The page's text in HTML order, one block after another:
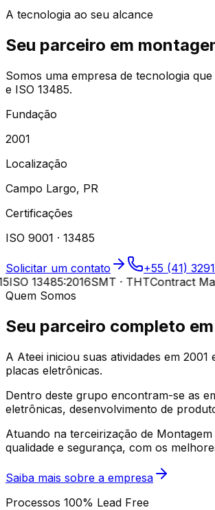
A tecnologia ao seu alcance
Seu parceiro em
Somos uma empresa de tecnologia
e ISO 13485.
Fundação
2001
Localização
Campo Largo, PR
Certificações
ISO 9001 · 13485
Solicitar um contato
+55 (41)
ISO 13485:2016SMT · THTContract
Quem Somos
Seu parceiro completo em
A Ateei iniciou suas atividades em
placas eletrônicas.
Dentro deste grupo encontram-se as
eletrônicas, desenvolvimento de
Atuando na terceirização de
qualidade e segurança, com os
Saiba mais sobre a empresa
Processos 100% Lead Free